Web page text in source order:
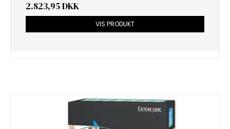
2.823,95 DKK
VIS PRODUKT